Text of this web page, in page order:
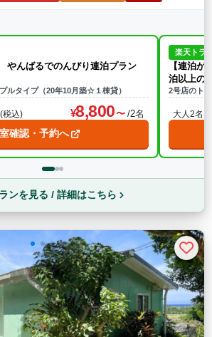
やんばるでのんびり連泊プラン
ルタイプ（20年10月築☆１棟貸）
税込) 8,800 /2名
確認・予約へ
楽天トラ
【連泊
泊以上の
2号店のト
大人2名
ンを見る / 詳細はこちら